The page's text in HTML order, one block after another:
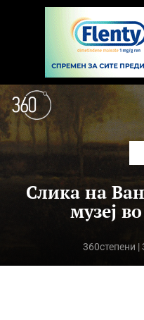
Слика на
музеј
360степени |